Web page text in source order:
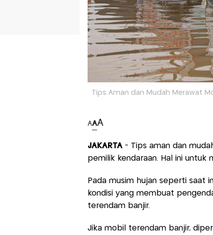
Tips Aman dan Mudah Merawat
AAA
JAKARTA- Tips aman dan
pemilik kendaraan. Hal ini untuk
Pada musim hujan seperti saat
kondisi yang membuat
terendam banjir.
Jika mobil terendam banjir,